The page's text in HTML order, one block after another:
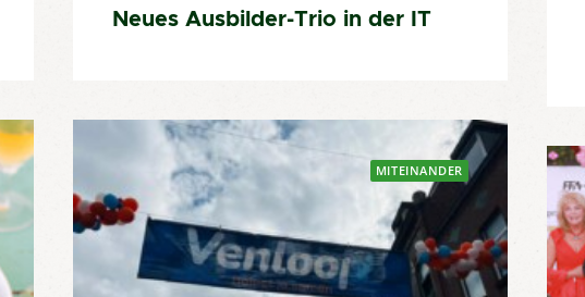
Neues Ausbilder-Trio in der IT
MITEINANDER